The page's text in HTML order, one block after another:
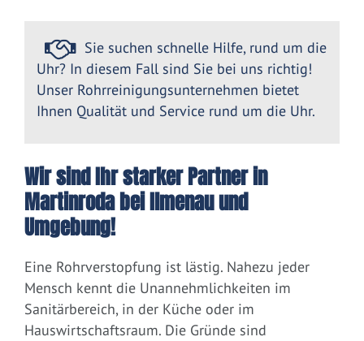
Sie suchen schnelle Hilfe, rund um die
Uhr? In diesem Fall sind Sie bei uns richtig!
Unser Rohrreinigungsunternehmen bietet
Ihnen Qualität und Service rund um die Uhr.
Wir sind Ihr starker Partner in
Martinroda bei Ilmenau und
Umgebung!
Eine Rohrverstopfung ist lästig. Nahezu jeder
Mensch kennt die Unannehmlichkeiten im
Sanitärbereich, in der Küche oder im
Hauswirtschaftsraum. Die Gründe sind